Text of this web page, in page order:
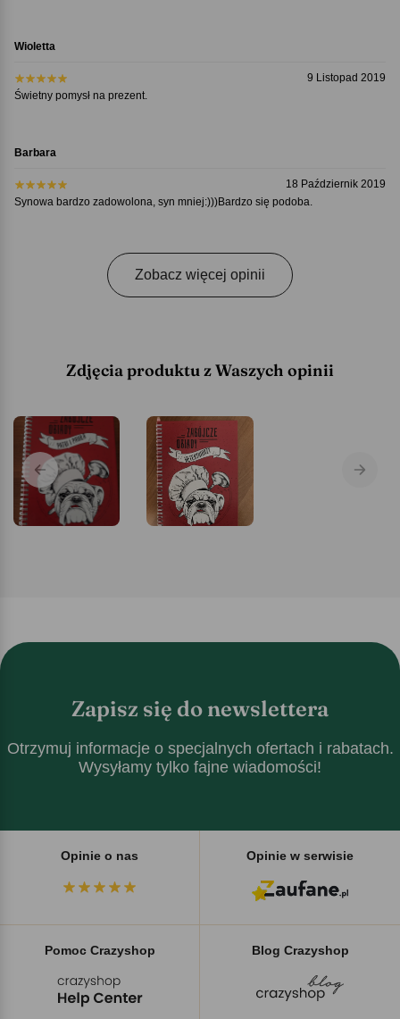
Wioletta
9 Listopad 2019
Świetny pomysł na prezent.
Barbara
18 Październik 2019
Synowa bardzo zadowolona, syn mniej:)))Bardzo się podoba.
Zobacz więcej opinii
Zdjęcia produktu z Waszych opinii
Zapisz się do newslettera
Otrzymuj informacje o specjalnych ofertach i rabatach.
Wysyłamy tylko fajne wiadomości!
Opinie o nas Opinie w serwisie
Pomoc Crazyshop Blog Crazyshop